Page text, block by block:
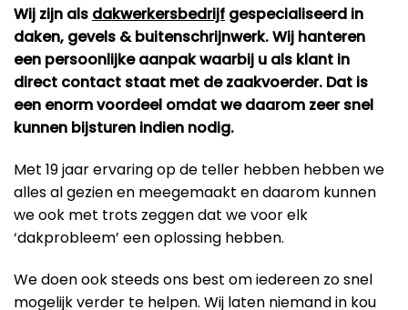
Wij zijn als dakwerkersbedrijf gespecialiseerd in
daken, gevels & buitenschrijnwerk. Wij hanteren
een persoonlijke aanpak waarbij u als klant in
direct contact staat met de zaakvoerder. Dat is
een enorm voordeel omdat we daarom zeer snel
kunnen bijsturen indien nodig.
Met 19 jaar ervaring op de teller hebben hebben we
alles al gezien en meegemaakt en daarom kunnen
we ook met trots zeggen dat we voor elk
‘dakprobleem’ een oplossing hebben.
We doen ook steeds ons best om iedereen zo snel
mogelijk verder te helpen. Wij laten niemand in kou